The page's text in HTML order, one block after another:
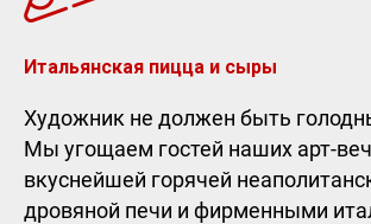
Итальянская пицца и сыры
Художник не должен быть
Мы угощаем гостей наших арт-
вкуснейшей горячей
дровяной печи и фирменными